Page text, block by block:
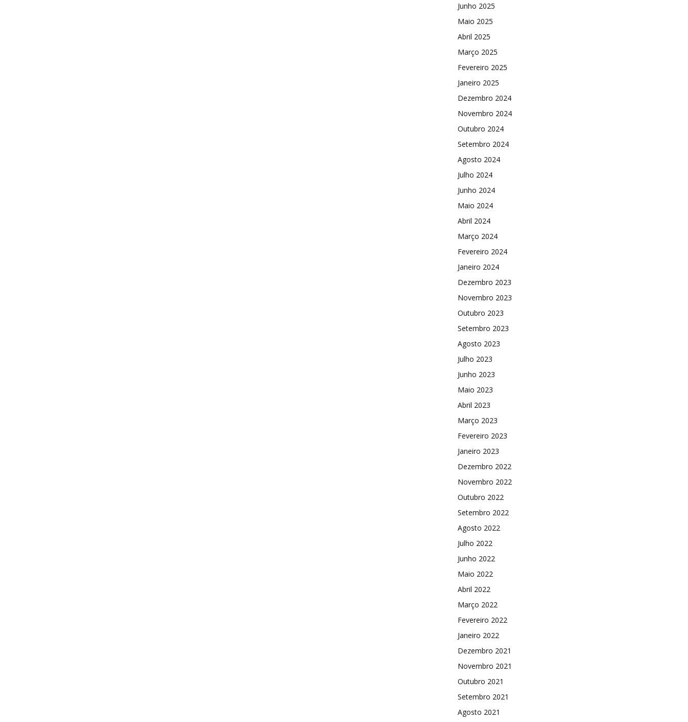
Junho 2025
Maio 2025
Abril 2025
Março 2025
Fevereiro 2025
Janeiro 2025
Dezembro 2024
Novembro 2024
Outubro 2024
Setembro 2024
Agosto 2024
Julho 2024
Junho 2024
Maio 2024
Abril 2024
Março 2024
Fevereiro 2024
Janeiro 2024
Dezembro 2023
Novembro 2023
Outubro 2023
Setembro 2023
Agosto 2023
Julho 2023
Junho 2023
Maio 2023
Abril 2023
Março 2023
Fevereiro 2023
Janeiro 2023
Dezembro 2022
Novembro 2022
Outubro 2022
Setembro 2022
Agosto 2022
Julho 2022
Junho 2022
Maio 2022
Abril 2022
Março 2022
Fevereiro 2022
Janeiro 2022
Dezembro 2021
Novembro 2021
Outubro 2021
Setembro 2021
Agosto 2021